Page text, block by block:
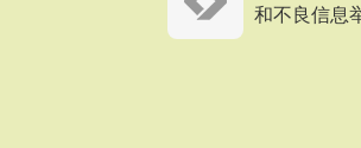
和不良信息